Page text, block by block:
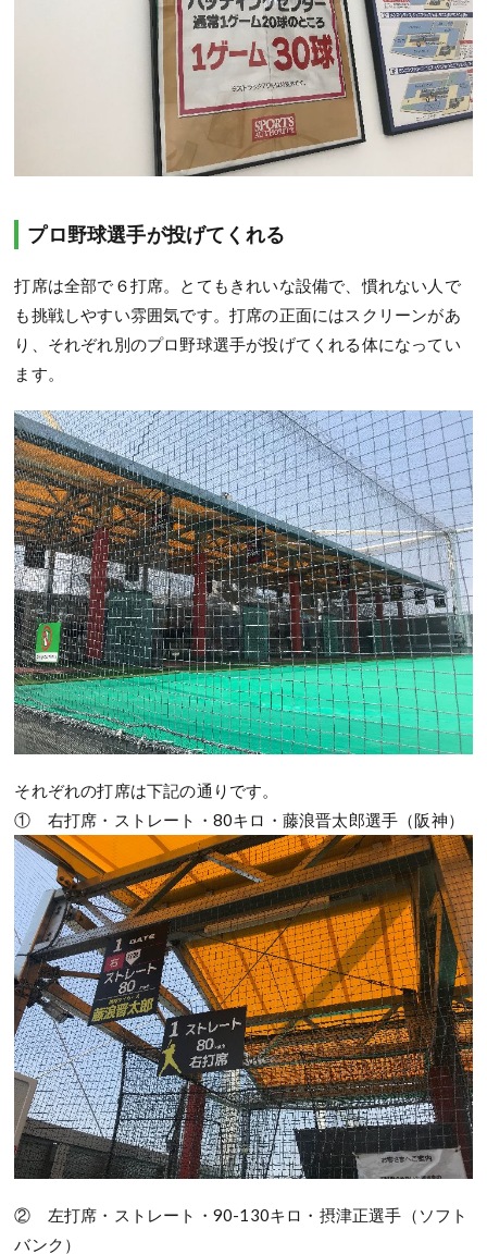
プロ野球選手が投げてくれる
打席は全部で６打席。とてもきれいな設備で、慣れない人で
も挑戦しやすい雰囲気です。打席の正面にはスクリーンがあ
り、それぞれ別のプロ野球選手が投げてくれる体になってい
ます。
それぞれの打席は下記の通りです。
① 右打席・ストレート・80キロ・藤浪晋太郎選手（阪神）
② 左打席・ストレート・90-130キロ・摂津正選手（ソフト
バンク）